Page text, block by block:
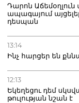
Դարոն Աճեմօղլուն
ապագայում
դեսպան
13:14
Ինչ հարցեր են
12:13
Եկեղեցու դեմ
թուլության նշան է